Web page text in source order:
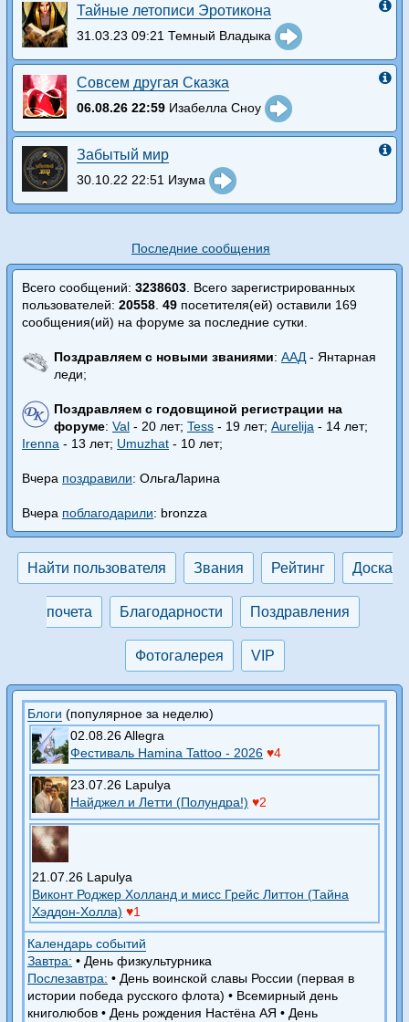
Тайные летописи Эротикона
31.03.23 09:21 Темный Владыка
Совсем другая Сказка
06.08.26 22:59 Изабелла Сноу
Забытый мир
30.10.22 22:51 Изума
Последние сообщения
Всего сообщений: 3238603. Всего зарегистрированных
пользователей: 20558. 49 посетителя(ей) оставили 169
сообщения(ий) на форуме за последние сутки.
Поздравляем с новыми званиями: ААД- Янтарная
леди;
Поздравляем с годовщиной регистрации на
форуме: Val - 20 лет; Tess - 19 лет; Aurelija - 14 лет;
Irenna - 13 лет; Umuzhat - 10 лет;
Вчера поздравили: ОльгаЛарина
Вчера поблагодарили: bronzza
Найти пользователя Звания Рейтинг Доска
почета Благодарности Поздравления
Фотогалерея VIP
Блоги (популярное за неделю)
02.08.26 Allegra
Фестиваль Hamina Tattoo - 2026 ♥4
23.07.26 Lapulya
Найджел и Летти (Полундра!) ♥2
21.07.26 Lapulya
Виконт Роджер Холланд и мисс Грейс Литтон (Тайна
Хэддон-Холла) ♥1
Календарь событий
Завтра: • День физкультурника
Послезавтра: • День воинской славы России (первая в
истории победа русского флота) • Всемирный день
книголюбов • День рождения Настёна АЯ • День